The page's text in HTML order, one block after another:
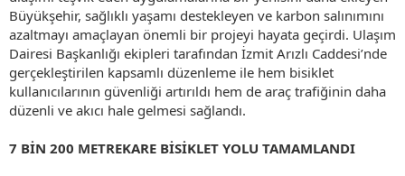
Büyükşehir, sağlıklı yaşamı destekleyen ve karbon salınımını
azaltmayı amaçlayan önemli bir projeyi hayata geçirdi. Ulaşım
Dairesi Başkanlığı ekipleri tarafından İzmit Arızlı Caddesi’nde
gerçekleştirilen kapsamlı düzenleme ile hem bisiklet
kullanıcılarının güvenliği artırıldı hem de araç trafiğinin daha
düzenli ve akıcı hale gelmesi sağlandı.
7 BİN 200 METREKARE BİSİKLET YOLU TAMAMLANDI